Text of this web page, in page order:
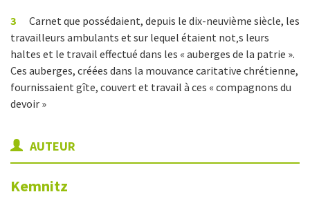
3
Carnet que possédaient, depuis le dix-neuvième siècle, les
travailleurs ambulants et sur lequel étaient not‚s leurs
haltes et le travail effectué dans les « auberges de la patrie ».
Ces auberges, créées dans la mouvance caritative chrétienne,
fournissaient gîte, couvert et travail à ces « compagnons du
devoir »
AUTEUR
Kemnitz